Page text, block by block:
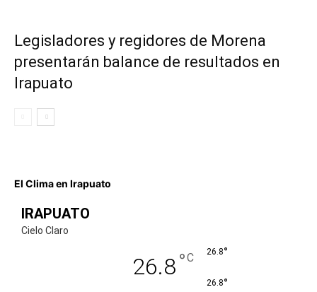
Legisladores y regidores de Morena
presentarán balance de resultados en
Irapuato
El Clima en Irapuato
IRAPUATO
Cielo Claro
26.8°C 26.8°
26.8°